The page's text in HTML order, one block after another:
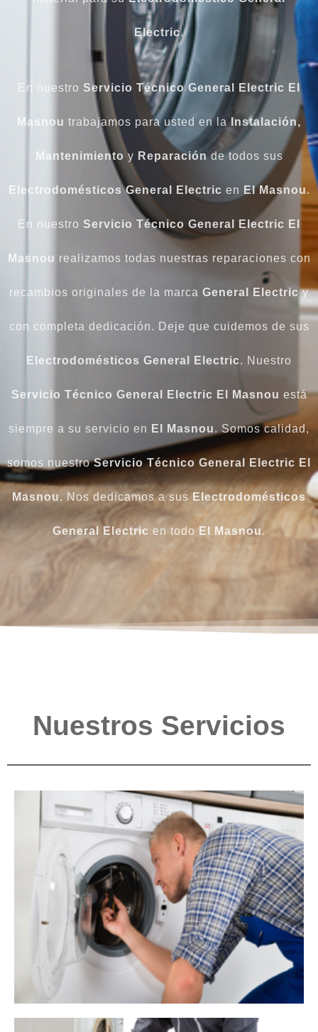
Electric.
En nuestro Servicio Técnico General Electric El
Masnou trabajamos para usted en la Instalación,
Mantenimiento y Reparaciónde todos sus
Electrodomésticos General Electric en El Masnou.
En nuestro Servicio Técnico General Electric El
Masnou realizamos todas nuestras reparaciones con
recambios originales de la marca General Electricy
con completa dedicación. Deje que cuidemos de sus
Electrodomésticos General Electric. Nuestro
Servicio Técnico General Electric El Masnou está
siempre a su servicio en El Masnou. Somos calidad,
somos nuestroServicio Técnico General Electric El
Masnou. Nos dedicamos a sus Electrodomésticos
General Electric en todo El Masnou.
Nuestros Servicios